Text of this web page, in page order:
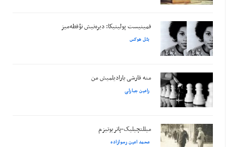
فمینیست پولیتیکا: دیره‌نیش نؤقطه‌میز
بئل هوکس
منه قارشی یارادیلمیش من
رامین جبارلی
میللتچیلیک-پاتریوتیزم
محمد امین رسولزاده